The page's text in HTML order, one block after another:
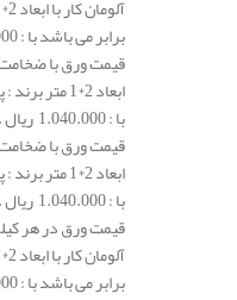
برابر می باشد با : 1.030.000 ریال .
ابعاد 2*1
با : 1.040.000 ریال .
ابعاد 2*1
با : 1.040.000 ریال .
برابر می باشد با : 1.020.000 ریال .